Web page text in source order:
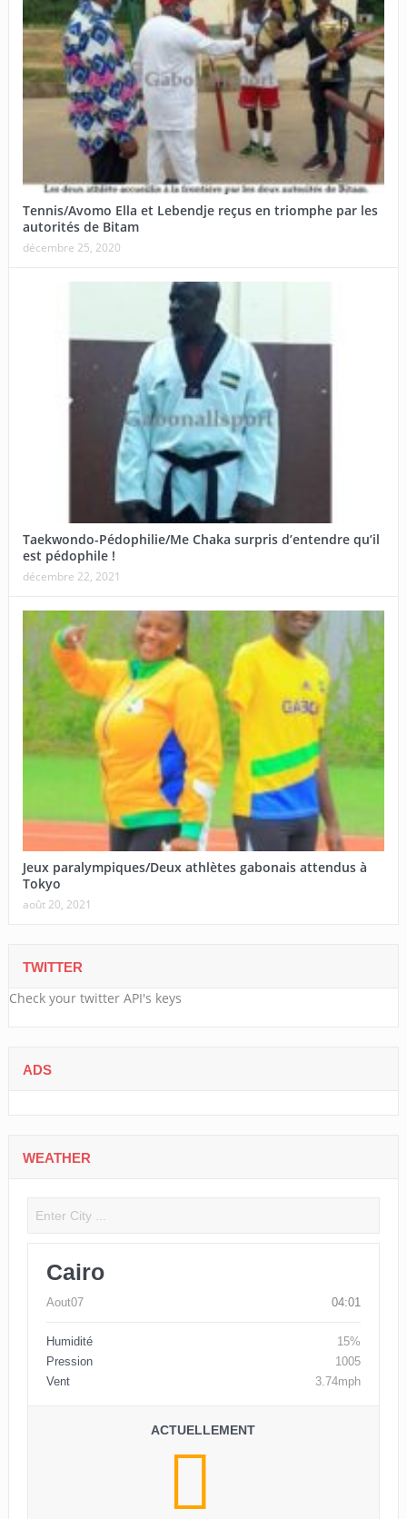
Tennis/Avomo Ella et Lebendje reçus en triomphe par les
autorités de Bitam
décembre 25, 2020
Taekwondo-Pédophilie/Me Chaka surpris d’entendre qu’il
est pédophile !
décembre 22, 2021
Jeux paralympiques/Deux athlètes gabonais attendus à
Tokyo
août 20, 2021
TWITTER
Check your twitter API's keys
ADS
WEATHER
Cairo
Aout07 04:01
Humidité
15%
Pression
1005
Vent
3.74mph
ACTUELLEMENT